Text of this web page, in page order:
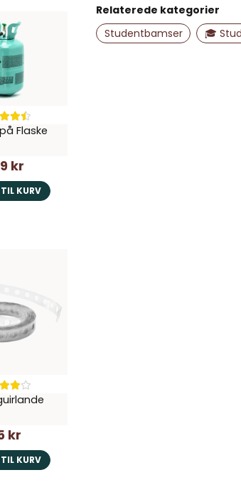
Flaske
kr
KURV
kr
KURV
Relaterede kategorier
Studentbamser
🎓